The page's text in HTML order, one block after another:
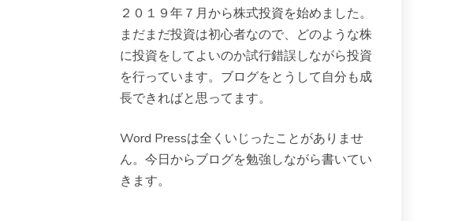
２０１９年７月から株式投資を始めました。
まだまだ投資は初心者なので、どのような株
に投資をしてよいのか試行錯誤しながら投資
を行っています。ブログをとうして自分も成
長できればと思ってます。
Word Pressは全くいじったことがありませ
ん。今日からブログを勉強しながら書いてい
きます。